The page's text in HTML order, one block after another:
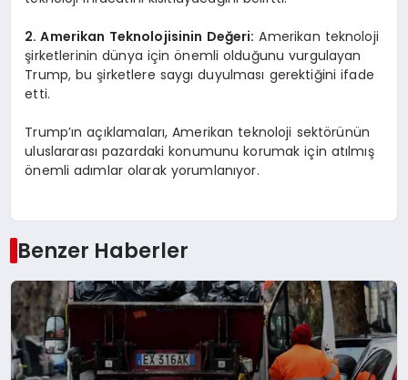
2. Amerikan Teknolojisinin Değeri: Amerikan teknoloji
şirketlerinin dünya için önemli olduğunu vurgulayan
Trump, bu şirketlere saygı duyulması gerektiğini ifade
etti.
Trump’ın açıklamaları, Amerikan teknoloji sektörünün
uluslararası pazardaki konumunu korumak için atılmış
önemli adımlar olarak yorumlanıyor.
Benzer Haberler